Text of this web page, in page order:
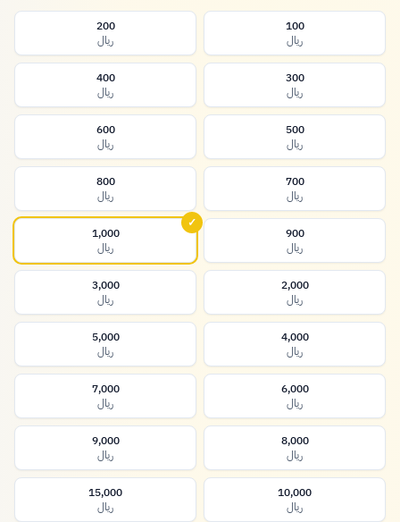
100
ريال
200
ريال
300
ريال
400
ريال
500
ريال
600
ريال
700
ريال
800
ريال
900
ريال
1,000
ريال
✓
2,000
ريال
3,000
ريال
4,000
ريال
5,000
ريال
6,000
ريال
7,000
ريال
8,000
ريال
9,000
ريال
10,000
ريال
15,000
ريال